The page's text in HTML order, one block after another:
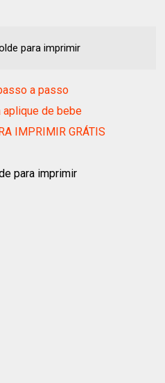
para imprimir
a passo
aplique de bebe
IMPRIMIR GRÁTIS
para imprimir